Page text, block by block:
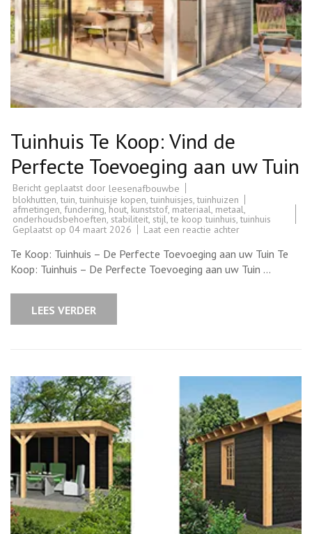
Tuinhuis Te Koop: Vind de
Perfecte Toevoeging aan uw Tuin
Bericht geplaatst door leesenafbouwbe
blokhutten ,tuin ,tuinhuisje kopen ,tuinhuisjes ,tuinhuizen
afmetingen fundering hout kunststof materiaal metaal
onderhoudsbehoeften stabiliteit stijl ,te koop tuinhuis ,tuinhuis
Geplaatst op 04 maart 2026 Laat een reactie achterop
Koop:
Vind
de
Te Koop: Tuinhuis – De Perfecte Toevoeging aan uw Tuin Te
Koop: Tuinhuis – De Perfecte Toevoeging aan uw Tuin …
LEES VERDER